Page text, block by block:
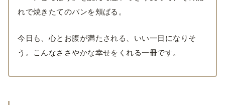
れで焼きたてのパンを頬ばる。
今日も、心とお腹が満たされる、いい一日になりそ
う。こんなささやかな幸せをくれる一冊です。